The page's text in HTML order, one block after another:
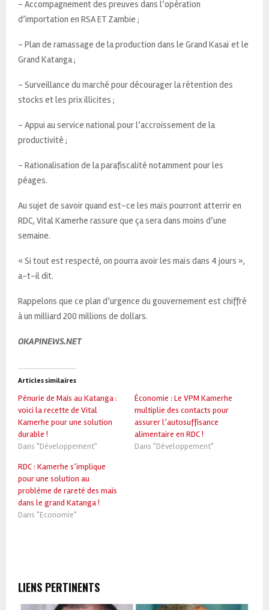
– Accompagnement des preuves dans l’opération
d’importation en RSA ET Zambie ;
– Plan de ramassage de la production dans le Grand Kasaï et le
Grand Katanga ;
– Surveillance du marché pour décourager la rétention des
stocks et les prix illicites ;
– Appui au service national pour l’accroissement de la
productivité ;
– Rationalisation de la parafiscalité notamment pour les
péages.
Au sujet de savoir quand est-ce les maïs pourront atterrir en
RDC, Vital Kamerhe rassure que ça sera dans moins d’une
semaine.
« Si tout est respecté, on pourra avoir les maïs dans 4 jours »,
a-t-il dit.
Rappelons que ce plan d’urgence du gouvernement est chiffré
à un milliard 200 millions de dollars.
OKAPINEWS.NET
Articles similaires
Pénurie de Maïs au Katanga :
voici la recette de Vital
Kamerhe pour une solution
durable !
Dans "Développement"
Économie : Le VPM Kamerhe
multiplie des contacts pour
assurer l’autosuffisance
alimentaire en RDC !
Dans "Développement"
RDC : Kamerhe s’implique
pour une solution au
problème de rareté des maïs
dans le grand Katanga !
Dans "Economie"
LIENS PERTINENTS